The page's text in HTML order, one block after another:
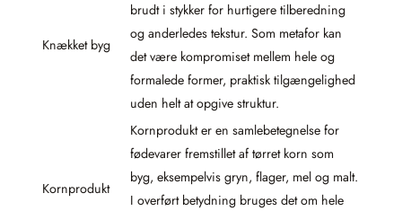
Knækket byg
brudt i stykker for hurtigere tilberedning
og anderledes tekstur. Som metafor kan
det være kompromiset mellem hele og
formalede former, praktisk tilgængelighed
uden helt at opgive struktur.
Kornprodukt
Kornprodukt er en samlebetegnelse for
fødevarer fremstillet af tørret korn som
byg, eksempelvis gryn, flager, mel og malt.
I overført betydning bruges det om hele